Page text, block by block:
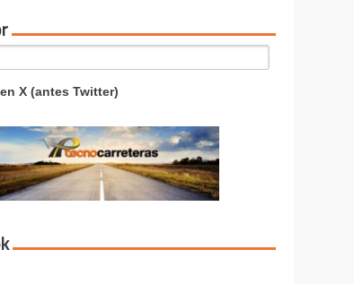
X (antes Twitter)